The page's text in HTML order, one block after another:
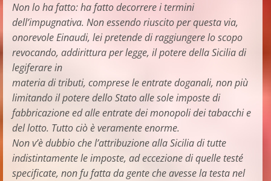
Non lo ha fatto: ha fatto decorrere i termini
dell’impugnativa. Non essendo riuscito per questa via,
onorevole Einaudi, lei pretende di raggiungere lo scopo
revocando, addirittura per legge, il potere della Sicilia di
legiferare in
materia di tributi, comprese le entrate doganali, non più
limitando il potere dello Stato alle sole imposte di
fabbricazione ed alle entrate dei monopoli dei tabacchi e
del lotto. Tutto ciò è veramente enorme.
Non v’è dubbio che l’attribuzione alla Sicilia di tutte
indistintamente le imposte, ad eccezione di quelle testé
specificate, non fu fatta da gente che avesse la testa nel